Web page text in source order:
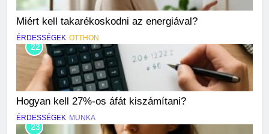
Miért kell takarékoskodni az energiával?
ÉRDESSÉGEK OTTHON
22
Hogyan kell 27%-os áfát kiszámítani?
ÉRDESSÉGEK MUNKA
23